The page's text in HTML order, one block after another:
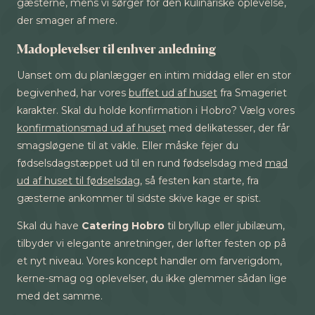
gæsterne, mens vi sørger for den kulinariske oplevelse,
der smager af mere.
Madoplevelser til enhver anledning
Uanset om du planlægger en intim middag eller en stor
begivenhed, har vores buffet ud af huset fra Smageriet
karakter. Skal du holde konfirmation i Hobro? Vælg vores
konfirmationsmad ud af huset med delikatesser, der får
smagsløgene til at vakle. Eller måske fejer du
fødselsdagstæppet ud til en rund fødselsdag med mad
ud af huset til fødselsdag, så festen kan starte, fra
gæsterne ankommer til sidste skive kage er spist.
Skal du have Catering Hobro til bryllup eller jubilæum,
tilbyder vi elegante anretninger, der løfter festen op på
et nyt niveau. Vores koncept handler om farverigdom,
kerne-smag og oplevelser, du ikke glemmer sådan lige
med det samme.